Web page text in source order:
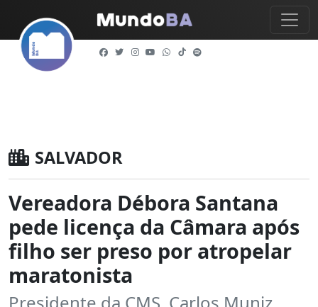
SALVADOR
Vereadora Débora Santana
pede licença da Câmara após
filho ser preso por atropelar
maratonista